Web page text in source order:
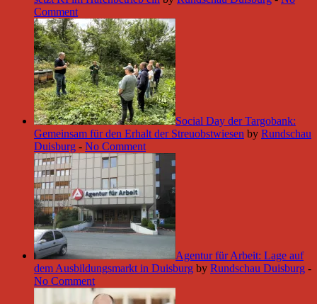
Comment
Social Day der Targobank:
Gemeinsam für den Erhalt der Streuobstwiesen by Rundschau
Duisburg - No Comment
Agentur für Arbeit: Lage auf
dem Ausbildungsmarkt in Duisburg by Rundschau Duisburg -
No Comment